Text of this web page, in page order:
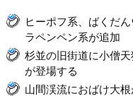
ヒーポフ系、ばくだ
ラペンペン系が追加
杉並の旧街道に小僧
が登場する
山間渓流におばけ大